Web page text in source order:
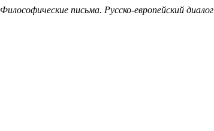
Философические письма. Русско-европейский диалог